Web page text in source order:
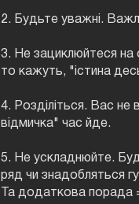
2. Будьте уважні.
3. Не зациклюйтеся на
то кажуть, "істина
4. Розділіться. Вас не
відмичка" час йде.
5. Не ускладнюйте.
ряд чи знадобляться
Та додаткова порада